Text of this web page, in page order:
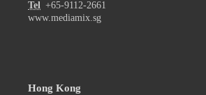
Tel +65-9112-2661
www.mediamix.sg
Hong Kong